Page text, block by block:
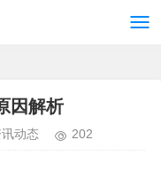
因解析
讯动态 202